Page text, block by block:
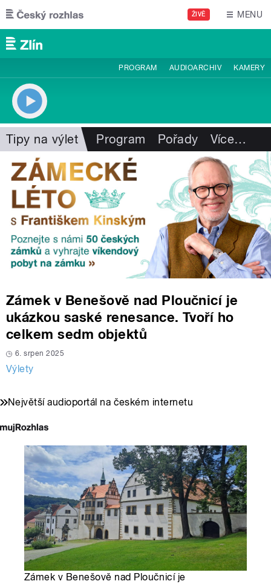
Přejít k hlavnímu obsahu
ŽIVĚ MENU
PROGRAM AUDIOARCHIV KAMERY
Tipy na výlet Program Pořady Více…
Zámek v Benešově nad Ploučnicí je
ukázkou saské renesance. Tvoří ho
celkem sedm objektů
6. srpen 2025
Výlety
Největší audioportál na českém internetu
Zámek v Benešově nad Ploučnicí je